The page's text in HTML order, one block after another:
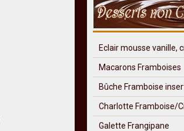
Eclair mousse vanille,
Macarons Framboises
Bûche Framboise
Charlotte Framboise/
Galette Frangipane